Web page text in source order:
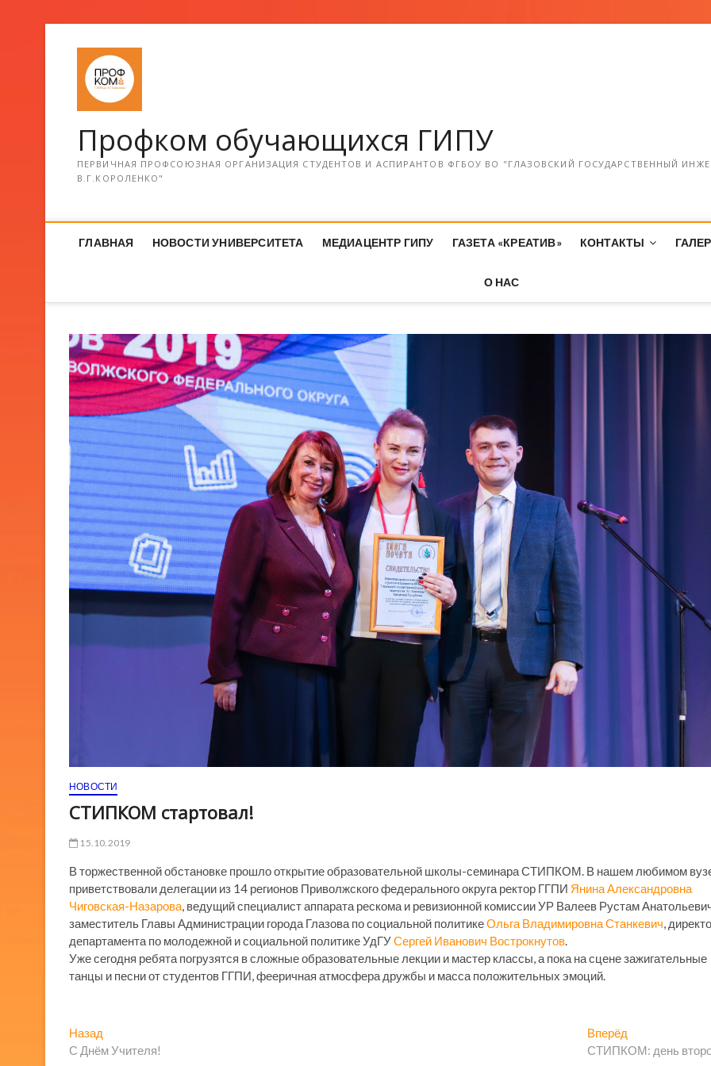
Профком обучающихся ГИПУ
ПЕРВИЧНАЯ ПРОФСОЮЗНАЯ ОРГАНИЗАЦИЯ СТУДЕНТОВ И АСПИРАНТОВ ФГБОУ ВО "ГЛАЗОВСКИЙ ГОСУДАРСТВЕННЫЙ
В.Г.КОРОЛЕНКО"
ГЛАВНАЯ НОВОСТИ УНИВЕРСИТЕТА МЕДИАЦЕНТР ГИПУ ГАЗЕТА «КРЕАТИВ» КОНТАКТЫ
О НАС
НОВОСТИ
СТИПКОМ стартовал!
15.10.2019
В торжественной обстановке прошло открытие образовательной школы-семинара СТИПКОМ. В нашем любимом
приветствовали делегации из 14 регионов Приволжского федерального округа ректор ГГПИ Янина Александровна
Чиговская-Назарова, ведущий специалист аппарата рескома и ревизионной комиссии УР Валеев Рустам
заместитель Главы Администрации города Глазова по социальной политикеОльга Владимировна Станкевич,
департамента по молодежной и социальной политике УдГУСергей Иванович Вострокнутов.
Уже сегодня ребята погрузятся в сложные образовательные лекции и мастер классы, а пока на сцене зажигательные
танцы и песни от студентов ГГПИ, фееричная атмосфера дружбы и масса положительных эмоций.
Навигация
Назад
запись:
С Днём Учителя!
Вперёд
запись:
СТИПКОМ: день